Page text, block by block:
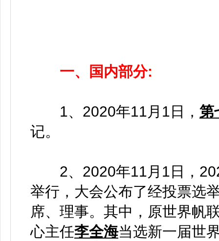
一、国内部分:
1、2020年11月1日， 第
记。
2、2020年11月1日，
举行，大会公布了经投票选
席、理事。其中，原世界帆
心主任李全海当选新一届世